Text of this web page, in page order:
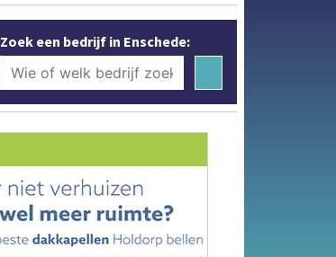
Zoek een bedrijf in Enschede: